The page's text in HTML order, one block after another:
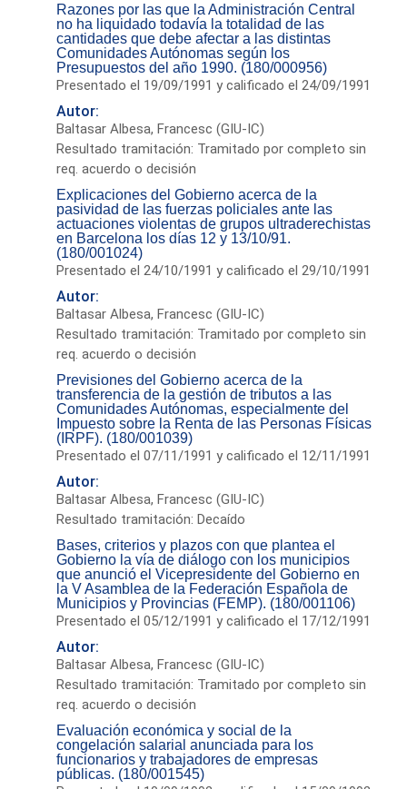
Razones por las que la Administración Central
no ha liquidado todavía la totalidad de las
cantidades que debe afectar a las distintas
Comunidades Autónomas según los
Presupuestos del año 1990. (180/000956)
Presentado el 19/09/1991 y calificado el 24/09/1991
Autor:
Baltasar Albesa, Francesc (GIU-IC)
Resultado tramitación: Tramitado por completo sin
req. acuerdo o decisión
Explicaciones del Gobierno acerca de la
pasividad de las fuerzas policiales ante las
actuaciones violentas de grupos ultraderechistas
en Barcelona los días 12 y 13/10/91.
(180/001024)
Presentado el 24/10/1991 y calificado el 29/10/1991
Autor:
Baltasar Albesa, Francesc (GIU-IC)
Resultado tramitación: Tramitado por completo sin
req. acuerdo o decisión
Previsiones del Gobierno acerca de la
transferencia de la gestión de tributos a las
Comunidades Autónomas, especialmente del
Impuesto sobre la Renta de las Personas Físicas
(IRPF). (180/001039)
Presentado el 07/11/1991 y calificado el 12/11/1991
Autor:
Baltasar Albesa, Francesc (GIU-IC)
Resultado tramitación: Decaído
Bases, criterios y plazos con que plantea el
Gobierno la vía de diálogo con los municipios
que anunció el Vicepresidente del Gobierno en
la V Asamblea de la Federación Española de
Municipios y Provincias (FEMP). (180/001106)
Presentado el 05/12/1991 y calificado el 17/12/1991
Autor:
Baltasar Albesa, Francesc (GIU-IC)
Resultado tramitación: Tramitado por completo sin
req. acuerdo o decisión
Evaluación económica y social de la
congelación salarial anunciada para los
funcionarios y trabajadores de empresas
públicas. (180/001545)